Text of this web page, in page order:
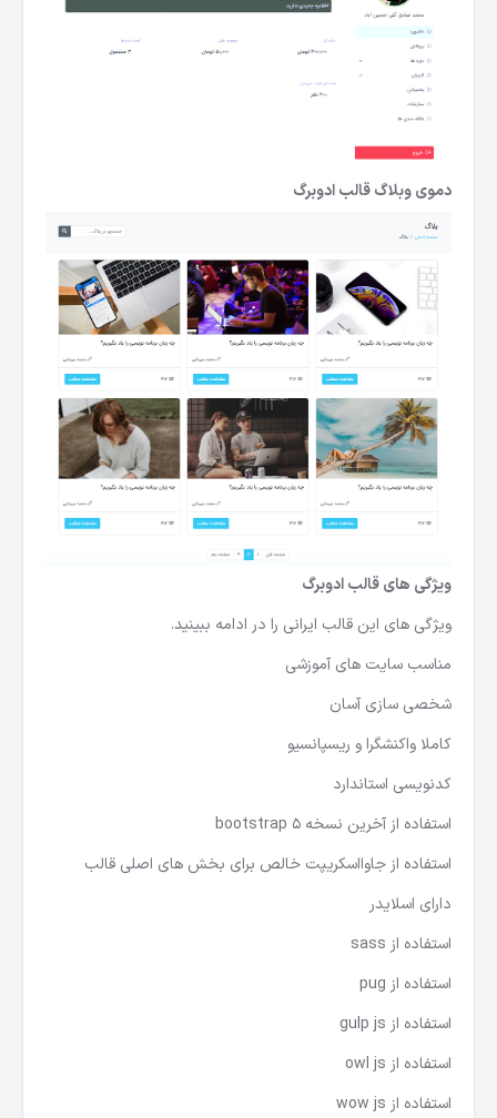
دموی وبلاگ قالب ادوبرگ
ویژگی های قالب ادوبرگ
ویژگی های این قالب ایرانی را در ادامه ببینید.
مناسب سایت های آموزشی
شخصی سازی آسان
کاملا واکنشگرا و ریسپانسیو
کدنویسی استاندارد
استفاده از آخرین نسخه bootstrap 5
استفاده از جاوااسکریپت خالص برای بخش های اصلی قالب
دارای اسلایدر
استفاده از sass
استفاده از pug
استفاده از gulp js
استفاده از owl js
استفاده از wow js